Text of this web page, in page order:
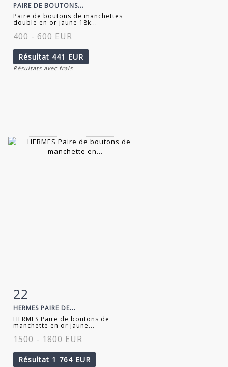
PAIRE DE BOUTONS...
Paire de boutons de manchettes
double en or jaune 18k...
400 - 600 EUR
Résultat 441 EUR
Résultats avec frais
Fiche détaillée
22
HERMES PAIRE DE...
HERMES Paire de boutons de
manchette en or jaune...
1500 - 1800 EUR
Résultat 1 764 EUR